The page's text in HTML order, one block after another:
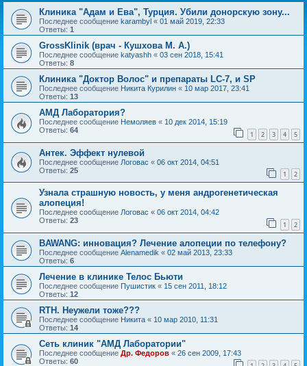
Клиника "Адам и Ева", Турция. Убили донорскую зону...
Последнее сообщение karambyl « 01 май 2019, 22:33
Ответы: 1
GrossKlinik (врач - Кушхова М. А.)
Последнее сообщение katyashh « 03 сен 2018, 15:41
Ответы: 8
Клиника "Доктор Волос" и препараты LC-7, и SP
Последнее сообщение Никита Курилин « 10 мар 2017, 23:41
Ответы: 13
АМД Лаборатория?
Последнее сообщение Немоляев « 10 дек 2014, 15:19
Ответы: 64 1 2 3 4 5
Антек. Эффект нулевой
Последнее сообщение Логовас « 06 окт 2014, 04:51
Ответы: 25 1 2
Узнала страшную новость, у меня андрогенетическая
алопеция!
Последнее сообщение Логовас « 06 окт 2014, 04:42
Ответы: 23 1 2
BAWANG: инновация? Лечение алопеции по телефону?
Последнее сообщение Alenamedik « 02 май 2013, 23:33
Ответы: 6
Лечение в клинике Телос Бьюти
Последнее сообщение Пушистик « 15 сен 2011, 18:12
Ответы: 12
RTH. Неужели тоже???
Последнее сообщение Hикита « 10 мар 2010, 11:31
Ответы: 14
Сеть клиник "АМД Лаборатории"
Последнее сообщение Др. Федоров « 26 сен 2009, 17:43
Ответы: 60